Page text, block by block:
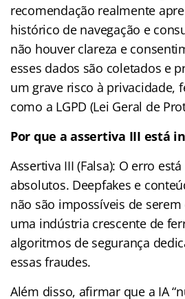
recomendação realmente
histórico de navegação e
não houver clareza e
esses dados são coletados e
um grave risco à privacidade,
como a LGPD (Lei Geral de
Por que a assertiva III está
Assertiva III (Falsa): O erro
absolutos. Deepfakes e
não são impossíveis de
uma indústria crescente de
algoritmos de segurança
essas fraudes.
Além disso, afirmar que a IA